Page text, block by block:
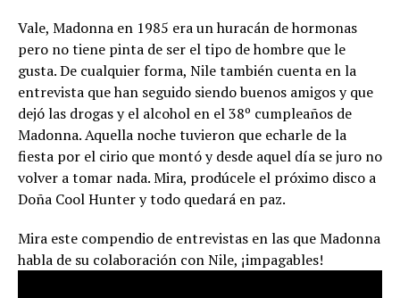
Vale, Madonna en 1985 era un huracán de hormonas
pero no tiene pinta de ser el tipo de hombre que le
gusta. De cualquier forma, Nile también cuenta en la
entrevista que han seguido siendo buenos amigos y que
dejó las drogas y el alcohol en el 38º cumpleaños de
Madonna. Aquella noche tuvieron que echarle de la
fiesta por el cirio que montó y desde aquel día se juro no
volver a tomar nada. Mira, prodúcele el próximo disco a
Doña Cool Hunter y todo quedará en paz.
Mira este compendio de entrevistas en las que Madonna
habla de su colaboración con Nile, ¡impagables!